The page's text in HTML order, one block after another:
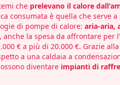
che prelevano il calore
consumata è quella che serve
di pompe di calore: aria-aria,
anche la spesa da affrontare per
€ a più di 20.000 €. Grazie
a una caldaia a
diventare impianti di